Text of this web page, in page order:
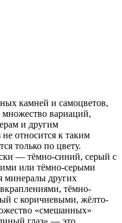
камней и самоцветов,
вариаций,
и другим
относится к таким
только по цвету.
— тёмно-синий, серый с
или тёмно-серыми
минералы других
тёмно-
с коричневыми, жёлто-
«смешанных»